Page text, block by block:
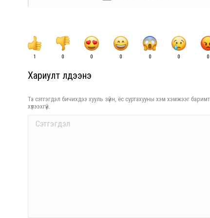
1 0 0 0 0 0 0
Хариулт үлдээнэ үү
Та сэтгэгдэл бичихдээ хууль зүйн, ёс суртахууны хэм хэмжээг
хүлээхгүй.
Comment